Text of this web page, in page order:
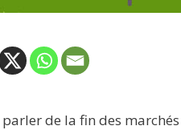
de la fin des